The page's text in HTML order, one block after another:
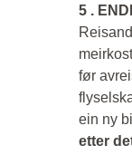
5 .
før
ein ny
etter